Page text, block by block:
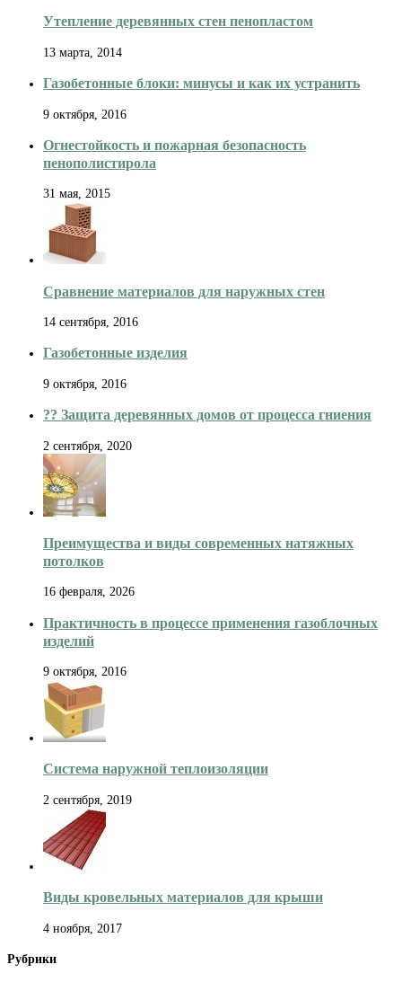
Утепление деревянных стен пенопластом
13 марта, 2014
Газобетонные блоки: минусы и как их устранить
9 октября, 2016
Огнестойкость и пожарная безопасность
пенополистирола
31 мая, 2015
Сравнение материалов для наружных стен
14 сентября, 2016
Газобетонные изделия
9 октября, 2016
?? Защита деревянных домов от процесса гниения
2 сентября, 2020
Преимущества и виды современных натяжных
потолков
16 февраля, 2026
Практичность в процессе применения газоблочных
изделий
9 октября, 2016
Система наружной теплоизоляции
2 сентября, 2019
Виды кровельных материалов для крыши
4 ноября, 2017
Рубрики